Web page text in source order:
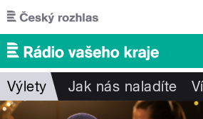
Přejít k hlavnímu obsahu
Výlety Jak nás naladíte